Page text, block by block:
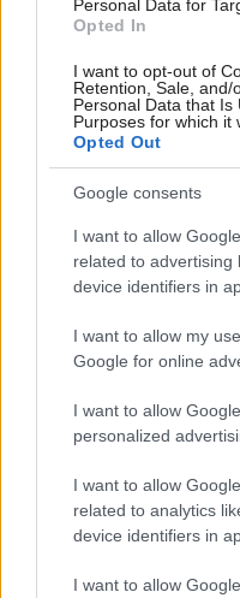
Personal Data for
Opted In
I want to opt-out of
Retention, Sale, and/
Personal Data that Is
Purposes for which it
Opted Out
Google consents
I want to allow
related to advertising
device identifiers in
I want to allow my
Google for online
I want to allow
personalized
I want to allow
related to analytics
device identifiers in
I want to allow
Ako vymeniť